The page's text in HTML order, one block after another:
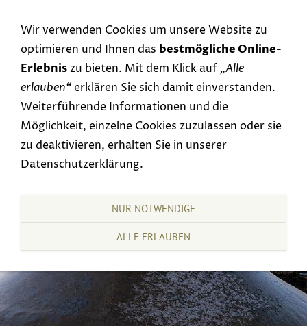
Wir verwenden Cookies um unsere Website zu
optimieren und Ihnen das bestmögliche Online-
Erlebniszu bieten. Mit dem Klick auf „Alle
erlauben“erklären Sie sich damit einverstanden.
Weiterführende Informationen und die
Möglichkeit, einzelne Cookies zuzulassen oder sie
zu deaktivieren, erhalten Sie in unserer
Datenschutzerklärung.
NUR NOTWENDIGE
ALLE ERLAUBEN